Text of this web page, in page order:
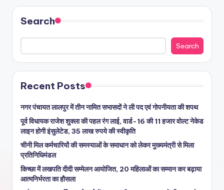
Search
Search
Recent Posts
नगर पंचायत लालपुर में तीन नामित सभासदों ने ली पद एवं गोपनीयता की शपथ
पूर्व विधायक राजेश शुक्ला की पहल रंग लाई, वार्ड-16 की 11 हजार वोल्ट नेकेड
लाइन होगी इंसुलेटेड, 35 लाख रुपये की स्वीकृति
चीनी मिल कर्मचारियों की समस्याओं के समाधान को लेकर मुख्यमंत्री से मिला
प्रतिनिधिमंडल
किच्छा में लखपति दीदी सम्मेलन आयोजित, 20 महिलाओं का सम्मान कर बढ़ाया
आत्मनिर्भरता का हौसला